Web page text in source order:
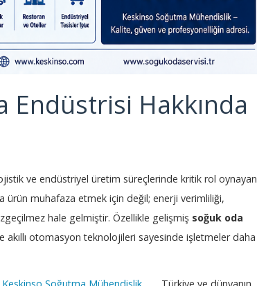
Endüstrisi Hakkında
ve endüstriyel üretim süreçlerinde kritik rol oynayan
ürün muhafaza etmek için değil; enerji verimliliği,
hale gelmiştir. Özellikle gelişmiş soğuk oda
akıllı otomasyon teknolojileri sayesinde işletmeler daha